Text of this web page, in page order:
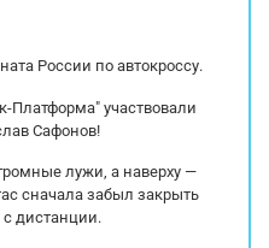
России по автокроссу.
Платформа" участвовали
Сафонов!
лужи, а наверху —
сначала забыл закрыть
дистанции.